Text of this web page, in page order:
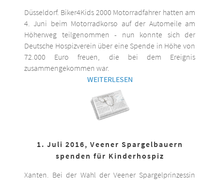
Düsseldorf. Biker4Kids 2000 Motorradfahrer hatten am
4. Juni beim Motorradkorso auf der Automeile am
Höherweg teilgenommen - nun konnte sich der
Deutsche Hospizverein über eine Spende in Höhe von
72.000 Euro freuen, die bei dem Ereignis
zusammengekommen war.
WEITERLESEN
1. Juli 2016, Veener Spargelbauern
spenden für Kinderhospiz
Xanten. Bei der Wahl der Veener Spargelprinzessin